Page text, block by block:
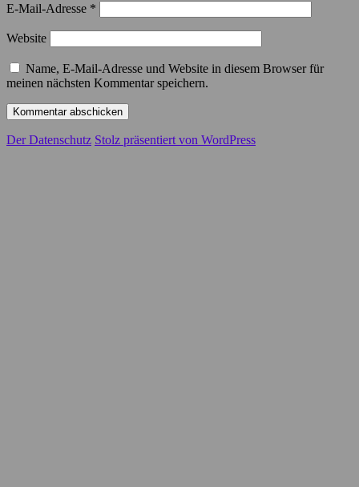
E-Mail-Adresse *
Website
Name, E-Mail-Adresse und Website in diesem Browser für
meinen nächsten Kommentar speichern.
Der Datenschutz Stolz präsentiert von WordPress